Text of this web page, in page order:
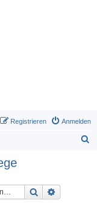
Anmelden
Registrieren
Suche